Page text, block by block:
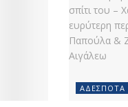
ΑΔΈΣΠΟΤΑ